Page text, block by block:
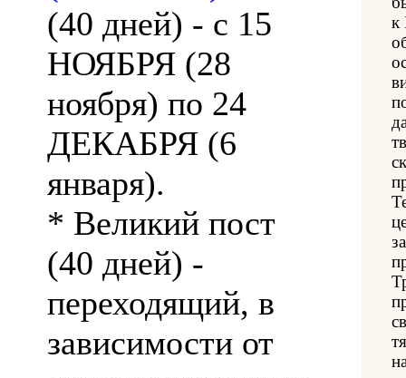
(40 дней) - с 15
НОЯБРЯ (28
ноября) по 24
ДЕКАБРЯ (6
января).
* Великий пост
(40 дней) -
переходящий, в
зависимости от
к